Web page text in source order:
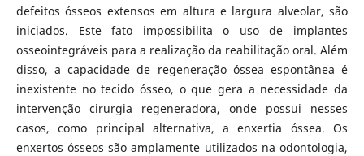
defeitos ósseos extensos em altura e largura alveolar, são
iniciados. Este fato impossibilita o uso de implantes
osseointegráveis para a realização da reabilitação oral. Além
disso, a capacidade de regeneração óssea espontânea é
inexistente no tecido ósseo, o que gera a necessidade da
intervenção cirurgia regeneradora, onde possui nesses
casos, como principal alternativa, a enxertia óssea. Os
enxertos ósseos são amplamente utilizados na odontologia,